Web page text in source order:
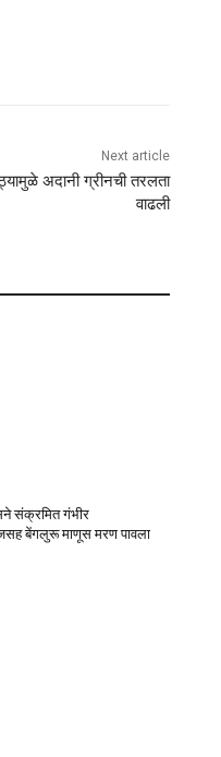
Next article
अदानी ग्रीनची तरलता
वाढली
संक्रमित गंभीर
बेंगलुरू माणूस मरण पावला